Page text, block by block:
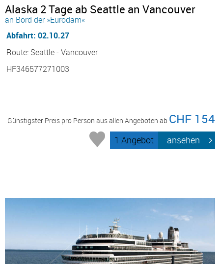
Alaska 2 Tage ab Seattle an Vancouver
an Bord der »Eurodam«
Abfahrt: 02.10.27
Route: Seattle - Vancouver
HF346577271003
Günstigster Preis pro Person aus allen Angeboten ab CHF 154
1 Angebot ansehen